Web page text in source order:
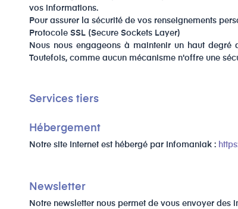
vos informations.
Pour assurer la sécurité de vos renseignements
Protocole SSL (Secure Sockets Layer)
Nous nous engageons à maintenir un haut
Toutefois, comme aucun mécanisme n'offre une
Services tiers
Hébergement
Notre site Internet est hébergé par Infomaniak :
Newsletter
Notre newsletter nous permet de vous envoyer